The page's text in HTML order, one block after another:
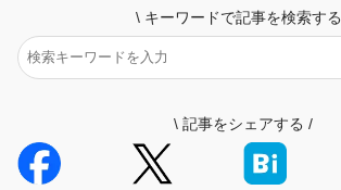
\ キーワードで記事を検索する
\ 記事をシェアする /